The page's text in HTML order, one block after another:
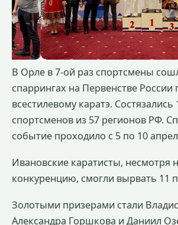
В Орле в 7-ой раз спортсмены
спаррингах на Первенстве России
всестилевому каратэ. Состязались
спортсменов из 57 регионов РФ.
событие проходило с 5 по 10
Ивановские каратисты, несмотря
конкуренцию, смогли вырвать 11
Золотыми призерами стали
Александра Горшкова и Даниил